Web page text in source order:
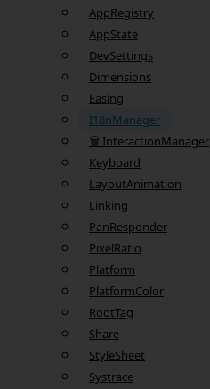
AppRegistry
AppState
DevSettings
Dimensions
Easing
I18nManager
🗑️ InteractionManager
Keyboard
LayoutAnimation
Linking
PanResponder
PixelRatio
Platform
PlatformColor
RootTag
Share
StyleSheet
Systrace